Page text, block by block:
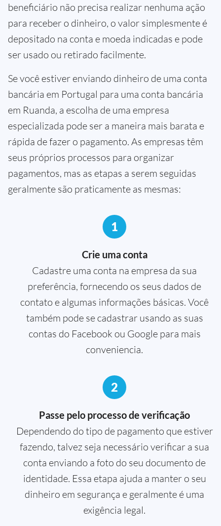
beneficiário não precisa realizar nenhuma ação
para receber o dinheiro, o valor simplesmente é
depositado na conta e moeda indicadas e pode
ser usado ou retirado facilmente.
Se você estiver enviando dinheiro de uma conta
bancária em Portugal para uma conta bancária
em Ruanda, a escolha de uma empresa
especializada pode ser a maneira mais barata e
rápida de fazer o pagamento. As empresas têm
seus próprios processos para organizar
pagamentos, mas as etapas a serem seguidas
geralmente são praticamente as mesmas:
1
Crie uma conta
Cadastre uma conta na empresa da sua
preferência, fornecendo os seus dados de
contato e algumas informações básicas. Você
também pode se cadastrar usando as suas
contas do Facebook ou Google para mais
conveniencia.
2
Passe pelo processo de verificação
Dependendo do tipo de pagamento que estiver
fazendo, talvez seja necessário verificar a sua
conta enviando a foto do seu documento de
identidade. Essa etapa ajuda a manter o seu
dinheiro em segurança e geralmente é uma
exigência legal.